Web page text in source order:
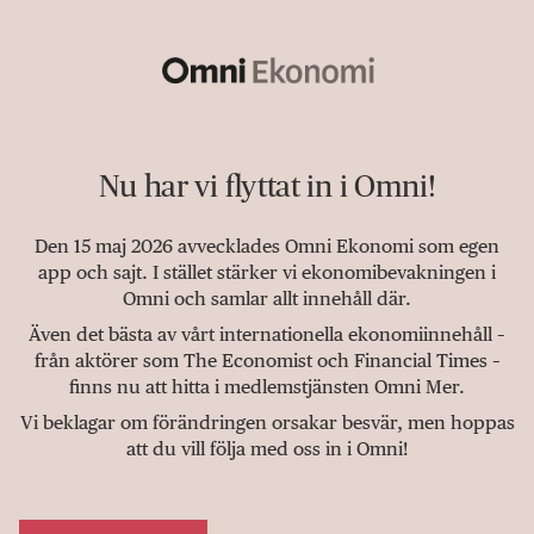
Nu har vi flyttat in i Omni!
Den 15 maj 2026 avvecklades Omni Ekonomi som egen
app och sajt. I stället stärker vi ekonomibevakningen i
Omni och samlar allt innehåll där.
Även det bästa av vårt internationella ekonomiinnehåll –
från aktörer som The Economist och Financial Times –
finns nu att hitta i medlemstjänsten Omni Mer.
Vi beklagar om förändringen orsakar besvär, men hoppas
att du vill följa med oss in i Omni!